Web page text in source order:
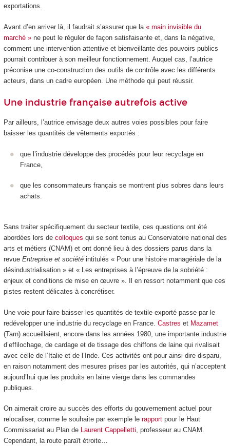
exportations.
Avant d’en arriver là, il faudrait s’assurer que la « main invisible du
marché »ne peut le réguler de façon satisfaisante et, dans la négative,
comment une intervention attentive et bienveillante des pouvoirs publics
pourrait contribuer à son meilleur fonctionnement. Auquel cas, l’autrice
préconise une co-construction des outils de contrôle avec les différents
acteurs, dans un cadre européen. Une méthode qui peut réussir.
Une industrie française autrefois active
Par ailleurs, l’autrice envisage deux autres voies possibles pour faire
baisser les quantités de vêtements exportés :
que l’industrie développe des procédés pour leur recyclage en
France,
que les consommateurs français se montrent plus sobres dans leurs
achats.
Sans traiter spécifiquement du secteur textile, ces questions ont été
abordées lors de colloques qui se sont tenus au Conservatoire national des
arts et métiers (CNAM) et ont donné lieu à des dossiers parus dans la
revue Entreprise et sociétéintitulés « Pour une histoire managériale de la
désindustrialisation » et « Les entreprises à l’épreuve de la sobriété :
enjeux et conditions de mise en œuvre ». Il en ressort notamment que ces
pistes restent délicates à concrétiser.
Une voie pour faire baisser les quantités de textile exporté passe par le
redévelopper une industrie du recyclage en France. Castres et Mazamet
(Tarn) accueillaient, encore dans les années 1980, une importante industrie
d’effilochage, de cardage et de tissage des chiffons de laine qui rivalisait
avec celle de l’Italie et de l’Inde. Ces activités ont pour ainsi dire disparu,
en raison notamment des mesures prises par les autorités, qui n’acceptent
aujourd’hui que les produits en laine vierge dans les commandes
publiques.
On aimerait croire au succès des efforts du gouvernement actuel pour
relocaliser, comme le souhaite par exemple le rapportpour le Haut
Commissariat au Plan de Laurent Cappelletti, professeur au CNAM.
Cependant, la route paraît étroite…